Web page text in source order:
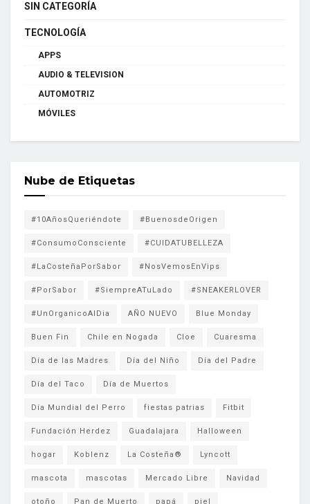
SIN CATEGORÍA
TECNOLOGÍA
APPS
AUDIO & TELEVISION
AUTOMOTRIZ
MÓVILES
Nube de Etiquetas
#10AñosQueriéndote #BuenosdeOrigen
#ConsumoConsciente #CUIDATUBELLEZA
#LaCosteñaPorSabor #NosVemosEnVips
#PorSabor #SiempreATuLado #SNEAKERLOVER
#UnOrganicoAlDia AÑO NUEVO Blue Monday
Buen Fin Chile en Nogada Cloe Cuaresma
Día de las Madres Día del Niño Día del Padre
Día del Taco Día de Muertos
Día Mundial del Perro fiestas patrias Fitbit
Fundación Herdez Guadalajara Halloween
hogar Koblenz La Costeña® Lyncott
mascota mascotas Mercado Libre Navidad
otoño Pan de Muerto papá piel